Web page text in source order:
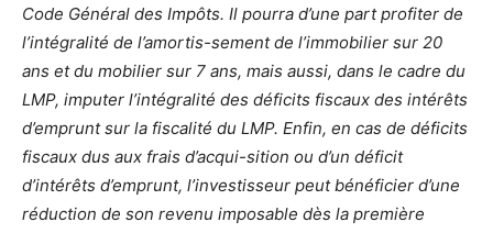
Code Général des Impôts. Il pourra d’une part profiter de
l’intégralité de l’amortis-sement de l’immobilier sur 20
ans et du mobilier sur 7 ans, mais aussi, dans le cadre du
LMP, imputer l’intégralité des déficits fiscaux des intérêts
d’emprunt sur la fiscalité du LMP. Enfin, en cas de déficits
fiscaux dus aux frais d’acqui-sition ou d’un déficit
d’intérêts d’emprunt, l’investisseur peut bénéficier d’une
réduction de son revenu imposable dès la première